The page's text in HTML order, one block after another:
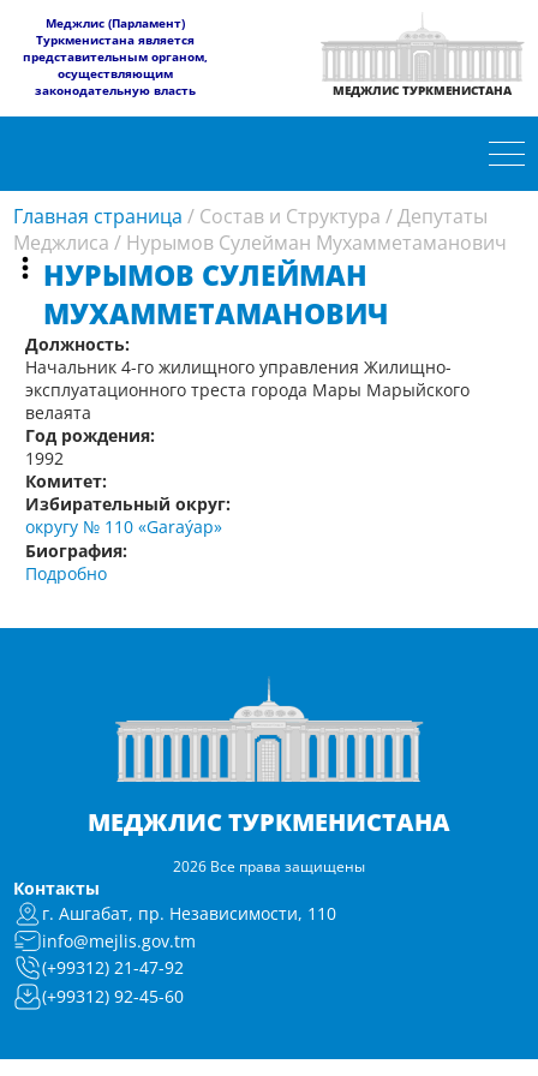
​Меджлис (Парламент)
Туркменистана является
представительным органом,
осуществляющим
законодательную власть
МЕДЖЛИС ТУРКМЕНИСТАНА
Главная страница / Состав и Структура /Депутаты
Меджлиса / Нурымов Сулейман Мухамметаманович
НУРЫМОВ СУЛЕЙМАН
МУХАММЕТАМАНОВИЧ
Должность:
Начальник 4-го жилищного управления Жилищно-
эксплуатационного треста города Мары Марыйского
велаята
Год рождения:
1992
Комитет:
Избирательный округ:
округу № 110 «Garaýap»
Биография:
Подробно
МЕДЖЛИС ТУРКМЕНИСТАНА
2026 Все права защищены
Контакты
г. Ашгабат, пр. Независимости, 110
info@mejlis.gov.tm
(+99312) 21-47-92
(+99312) 92-45-60